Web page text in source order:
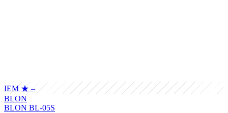
IEM ★ –
BLON
BLON BL-05S